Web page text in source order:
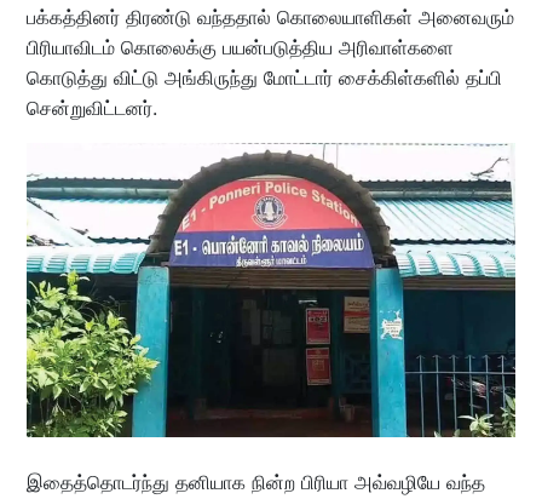
பக்கத்தினர் திரண்டு வந்ததால் கொலையாளிகள் அனைவரும்
பிரியாவிடம் கொலைக்கு பயன்படுத்திய அரிவாள்களை
கொடுத்து விட்டு அங்கிருந்து மோட்டார் சைக்கிள்களில் தப்பி
சென்றுவிட்டனர்.
இதைத்தொடர்ந்து தனியாக நின்ற பிரியா அவ்வழியே வந்த